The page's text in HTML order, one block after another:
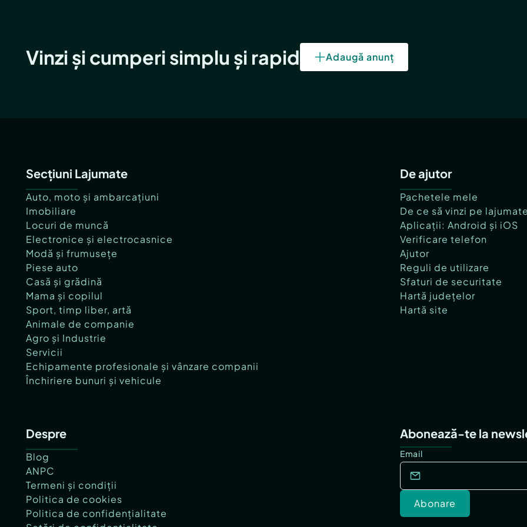
Vinzi și cumperi simplu și rapid Adaugă anunț
Secțiuni Lajumate
Auto, moto și ambarcațiuni
Imobiliare
Locuri de muncă
Electronice și electrocasnice
Modă și frumusețe
Piese auto
Casă și grădină
Mama și copilul
Sport, timp liber, artă
Animale de companie
Agro și Industrie
Servicii
Echipamente profesionale și vânzare companii
Închiriere bunuri și vehicule
De ajutor
Pachetele mele
De ce să vinzi pe
Aplicații: Android și iOS
Verificare telefon
Ajutor
Reguli de utilizare
Sfaturi de securitate
Hartă județelor
Hartă site
Despre
Blog
ANPC
Termeni și condiții
Politica de cookies
Politica de confidențialitate
Abonează-te la
Email
Abonare